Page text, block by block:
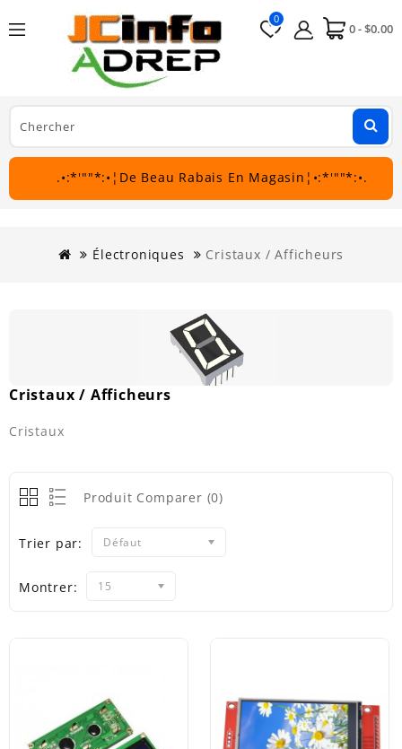
0 - $0.00
0
.•:*'""*:•¦De Beau Rabais En Magasin¦•:*'""*:•.
Électroniques Cristaux / Afficheurs
Cristaux / Afficheurs
Cristaux
Produit Comparer (0)
Trier par: Défaut
Montrer: 15